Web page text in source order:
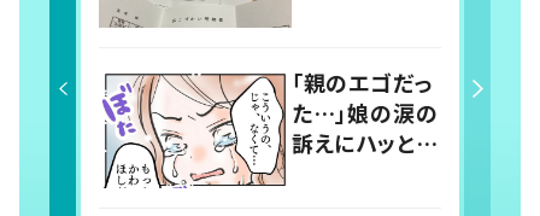
とかでして欲し
い」「社会勉強
になりますね」
の声
「親のエゴだっ
た…」娘の涙の
訴えにハッとし